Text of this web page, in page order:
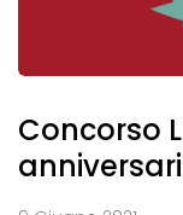
Concorso